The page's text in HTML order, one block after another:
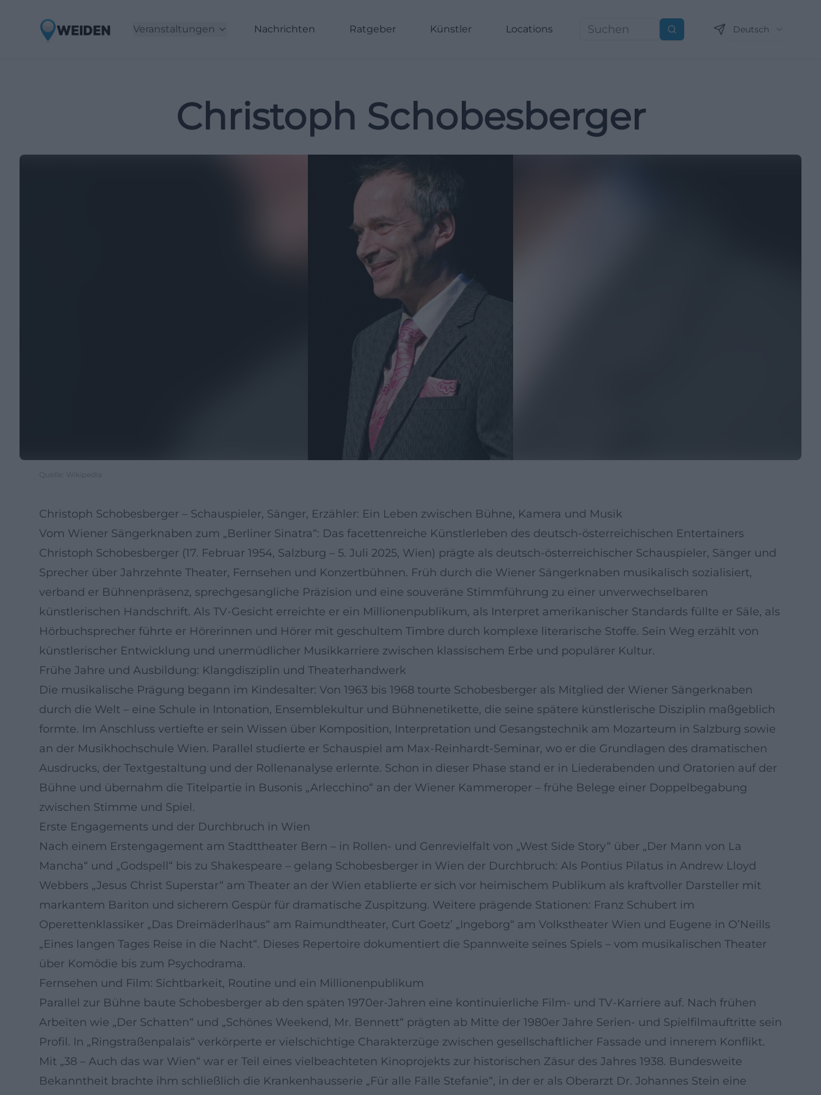
Veranstaltungen Nachrichten Ratgeber Künstler Locations Suchen Deutsch
Christoph Schobesberger
Quelle: Wikipedia
Christoph Schobesberger – Schauspieler, Sänger, Erzähler: Ein Leben zwischen Bühne, Kamera und Musik
Vom Wiener Sängerknaben zum „Berliner Sinatra“: Das facettenreiche Künstlerleben des deutsch-österreichischen Entertainers
Christoph Schobesberger (17. Februar 1954, Salzburg – 5. Juli 2025, Wien) prägte als deutsch-österreichischer Schauspieler, Sänger und
Sprecher über Jahrzehnte Theater, Fernsehen und Konzertbühnen. Früh durch die Wiener Sängerknaben musikalisch sozialisiert,
verband er Bühnenpräsenz, sprechgesangliche Präzision und eine souveräne Stimmführung zu einer unverwechselbaren
künstlerischen Handschrift. Als TV-Gesicht erreichte er ein Millionenpublikum, als Interpret amerikanischer Standards füllte er Säle, als
Hörbuchsprecher führte er Hörerinnen und Hörer mit geschultem Timbre durch komplexe literarische Stoffe. Sein Weg erzählt von
künstlerischer Entwicklung und unermüdlicher Musikkarriere zwischen klassischem Erbe und populärer Kultur.
Frühe Jahre und Ausbildung: Klangdisziplin und Theaterhandwerk
Die musikalische Prägung begann im Kindesalter: Von 1963 bis 1968 tourte Schobesberger als Mitglied der Wiener Sängerknaben
durch die Welt – eine Schule in Intonation, Ensemblekultur und Bühnenetikette, die seine spätere künstlerische Disziplin maßgeblich
formte. Im Anschluss vertiefte er sein Wissen über Komposition, Interpretation und Gesangstechnik am Mozarteum in Salzburg sowie
an der Musikhochschule Wien. Parallel studierte er Schauspiel am Max-Reinhardt-Seminar, wo er die Grundlagen des dramatischen
Ausdrucks, der Textgestaltung und der Rollenanalyse erlernte. Schon in dieser Phase stand er in Liederabenden und Oratorien auf der
Bühne und übernahm die Titelpartie in Busonis „Arlecchino“ an der Wiener Kammeroper – frühe Belege einer Doppelbegabung
zwischen Stimme und Spiel.
Erste Engagements und der Durchbruch in Wien
Nach einem Erstengagement am Stadttheater Bern – in Rollen- und Genrevielfalt von „West Side Story“ über „Der Mann von La
Mancha“ und „Godspell“ bis zu Shakespeare – gelang Schobesberger in Wien der Durchbruch: Als Pontius Pilatus in Andrew Lloyd
Webbers „Jesus Christ Superstar“ am Theater an der Wien etablierte er sich vor heimischem Publikum als kraftvoller Darsteller mit
markantem Bariton und sicherem Gespür für dramatische Zuspitzung. Weitere prägende Stationen: Franz Schubert im
Operettenklassiker „Das Dreimäderlhaus“ am Raimundtheater, Curt Goetz’ „Ingeborg“ am Volkstheater Wien und Eugene in O’Neills
„Eines langen Tages Reise in die Nacht“. Dieses Repertoire dokumentiert die Spannweite seines Spiels – vom musikalischen Theater
über Komödie bis zum Psychodrama.
Fernsehen und Film: Sichtbarkeit, Routine und ein Millionenpublikum
Parallel zur Bühne baute Schobesberger ab den späten 1970er-Jahren eine kontinuierliche Film- und TV-Karriere auf. Nach frühen
Arbeiten wie „Der Schatten“ und „Schönes Weekend, Mr. Bennett“ prägten ab Mitte der 1980er Jahre Serien- und Spielfilmauftritte sein
Profil. In „Ringstraßenpalais“ verkörperte er vielschichtige Charakterzüge zwischen gesellschaftlicher Fassade und innerem Konflikt.
Mit „38 – Auch das war Wien“ war er Teil eines vielbeachteten Kinoprojekts zur historischen Zäsur des Jahres 1938. Bundesweite
Bekanntheit brachte ihm schließlich die Krankenhausserie „Für alle Fälle Stefanie“, in der er als Oberarzt Dr. Johannes Stein eine